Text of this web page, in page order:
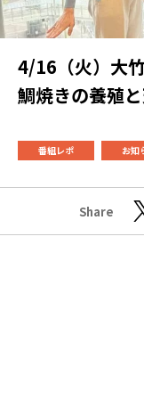
4/16（火）大
鯛焼きの養殖
番組レポ お知
Share